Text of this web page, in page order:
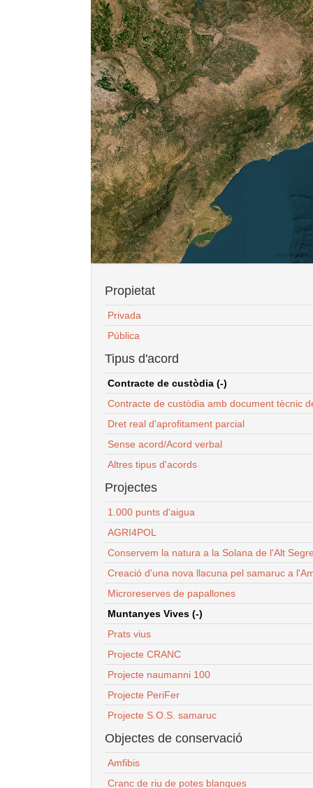
Propietat
Privada
Pública
Tipus d'acord
Contracte de custòdia (-)
Contracte de custòdia amb document tècnic
Dret real d'aprofitament parcial
Sense acord/Acord verbal
Altres tipus d'acords
Projectes
1.000 punts d'aigua
AGRI4POL
Conservem la natura a la Solana de l'Alt
Creació d'una nova llacuna pel samaruc a
Microreserves de papallones
Muntanyes Vives (-)
Prats vius
Projecte CRANC
Projecte naumanni 100
Projecte PeriFer
Projecte S.O.S. samaruc
Objectes de conservació
Amfibis
Cranc de riu de potes blanques